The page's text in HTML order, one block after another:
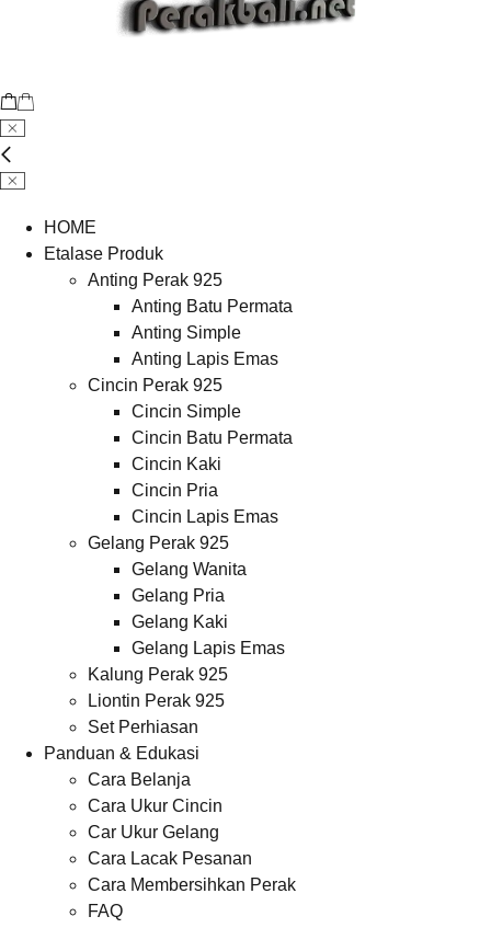
HOME
Etalase Produk
Anting Perak 925
Anting Batu Permata
Anting Simple
Anting Lapis Emas
Cincin Perak 925
Cincin Simple
Cincin Batu Permata
Cincin Kaki
Cincin Pria
Cincin Lapis Emas
Gelang Perak 925
Gelang Wanita
Gelang Pria
Gelang Kaki
Gelang Lapis Emas
Kalung Perak 925
Liontin Perak 925
Set Perhiasan
Panduan & Edukasi
Cara Belanja
Cara Ukur Cincin
Car Ukur Gelang
Cara Lacak Pesanan
Cara Membersihkan Perak
FAQ